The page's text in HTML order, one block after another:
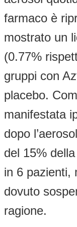
farmaco è
mostrato un
(0.77%
gruppi con
placebo.
manifestata
dopo
del 15%
in 6 pazienti,
dovuto
ragione.